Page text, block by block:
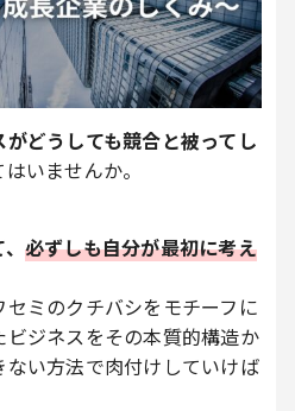
どうしても競合と被ってし
いませんか。
必ずしも自分が最初に考え
ミのクチバシをモチーフに
ジネスをその本質的構造か
い方法で肉付けしていけば